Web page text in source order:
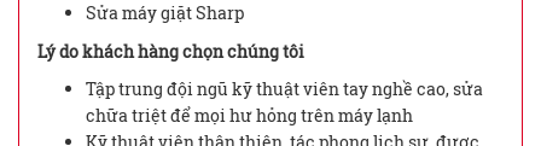
Sửa máy giặt Sharp
Lý do khách hàng chọn chúng tôi
Tập trung đội ngũ kỹ thuật viên tay nghề cao, sửa
chữa triệt để mọi hư hỏng trên máy lạnh